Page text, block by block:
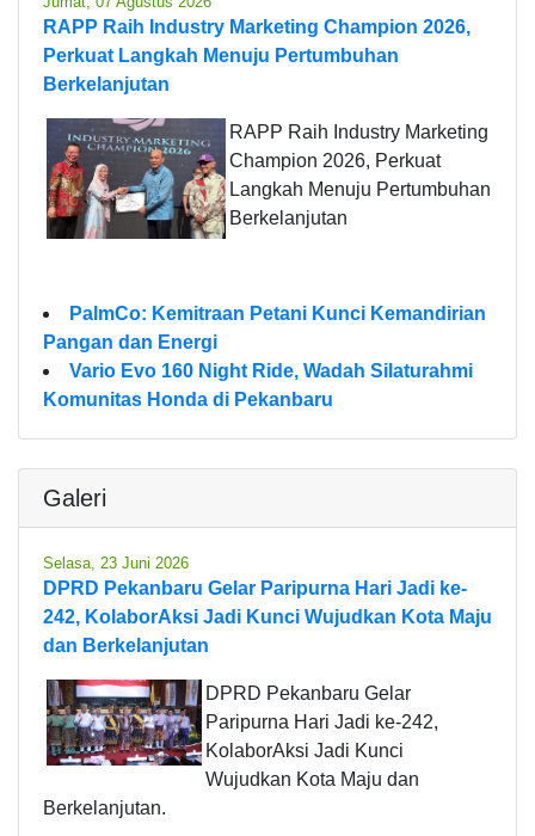
RAPP Raih Industry Marketing Champion 2026,
Perkuat Langkah Menuju Pertumbuhan
Berkelanjutan
RAPP Raih Industry Marketing
Champion 2026, Perkuat
Langkah Menuju Pertumbuhan
Berkelanjutan
PalmCo: Kemitraan Petani Kunci Kemandirian
Pangan dan Energi
Vario Evo 160 Night Ride, Wadah Silaturahmi
Komunitas Honda di Pekanbaru
Galeri
Selasa, 23 Juni 2026
DPRD Pekanbaru Gelar Paripurna Hari Jadi ke-
242, KolaborAksi Jadi Kunci Wujudkan Kota Maju
dan Berkelanjutan
DPRD Pekanbaru Gelar
Paripurna Hari Jadi ke-242,
KolaborAksi Jadi Kunci
Wujudkan Kota Maju dan
Berkelanjutan.